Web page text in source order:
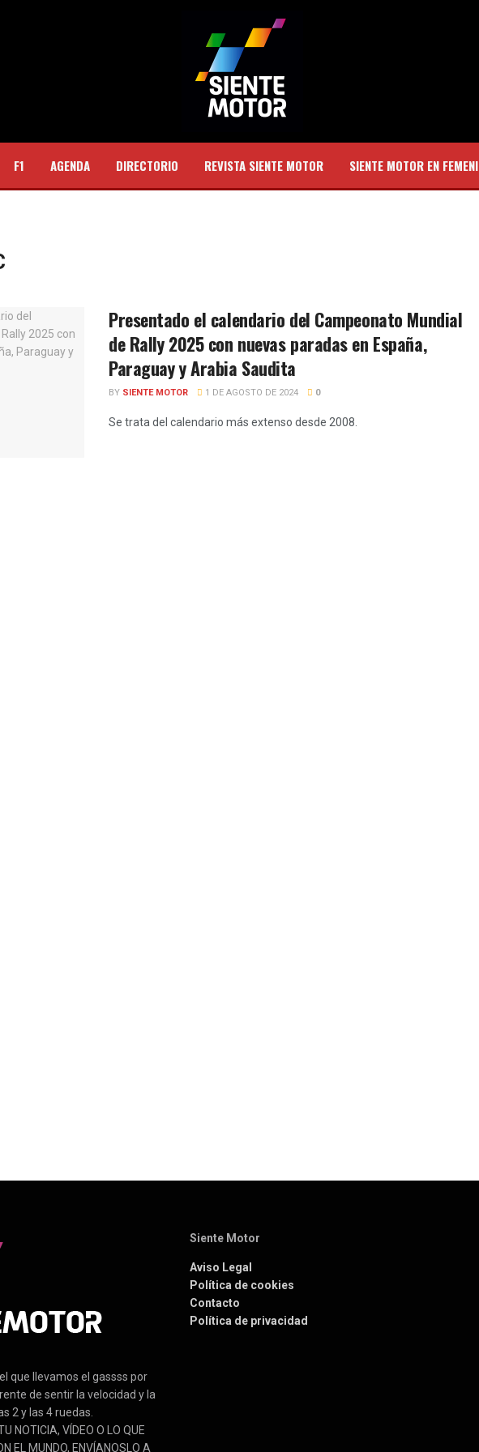
F1 AGENDA DIRECTORIO REVISTA SIENTE MOTOR SIENTE MOTOR EN
Presentado el calendario del Campeonato Mundial
de Rally 2025 con nuevas paradas en España,
Paraguay y Arabia Saudita
BY SIENTE MOTOR 1 DE AGOSTO DE 2024 0
Se trata del calendario más extenso desde 2008.
que llevamos el gassss por
de sentir la velocidad y la
2 y las 4 ruedas.
NOTICIA, VÍDEO O LO QUE
EL MUNDO, ENVÍANOSLO A
Siente Motor
Aviso Legal
Política de cookies
Contacto
Política de privacidad